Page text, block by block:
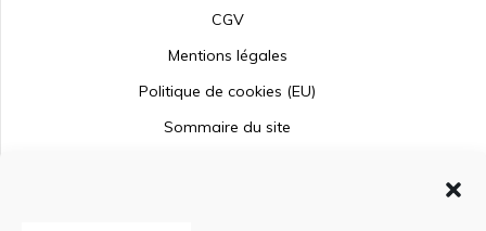
CGV
Mentions légales
Politique de cookies (EU)
Sommaire du site